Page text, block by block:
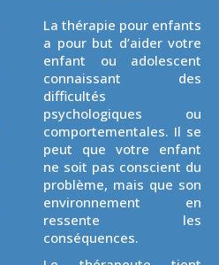
La thérapie pour enfants
a pour but d’aider votre
enfant ou adolescent
connaissant des
difficultés
psychologiques ou
comportementales. Il se
peut que votre enfant
ne soit pas conscient du
problème, mais que son
environnement en
ressente les
conséquences.